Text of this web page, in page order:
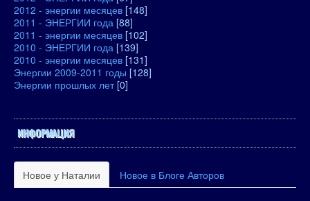
2012 - энергии месяцев [148]
2011 - ЭНЕРГИИ года [88]
2011 - энергии месяцев [102]
2010 - ЭНЕРГИИ года [139]
2010 - энергии месяцев [131]
Энергии 2009-2011 годы [128]
Энергии прошлых лет [0]
ИНФОРМАЦИЯ
Новое у Наталии Новое в Блоге Авторов